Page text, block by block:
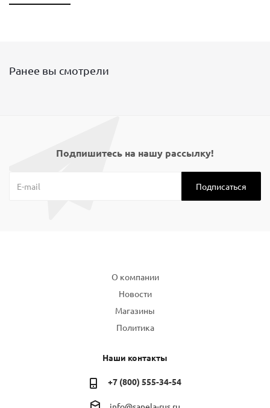
Ранее вы смотрели
Подпишитесь на нашу рассылку!
О компании
Новости
Магазины
Политика
Наши контакты
+7 (800) 555-34-54